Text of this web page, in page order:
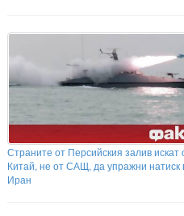
Страните от Персийския залив искат
Китай, не от САЩ, да упражни натиск
Иран